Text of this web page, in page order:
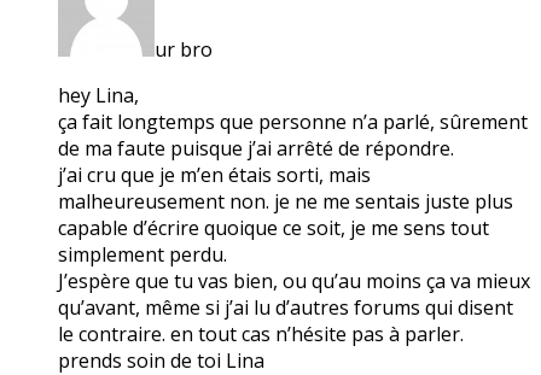
ur bro
hey Lina,
ça fait longtemps que personne n’a parlé, sûrement
de ma faute puisque j’ai arrêté de répondre.
j’ai cru que je m’en étais sorti, mais
malheureusement non. je ne me sentais juste plus
capable d’écrire quoique ce soit, je me sens tout
simplement perdu.
J’espère que tu vas bien, ou qu’au moins ça va mieux
qu’avant, même si j’ai lu d’autres forums qui disent
le contraire. en tout cas n’hésite pas à parler.
prends soin de toi Lina